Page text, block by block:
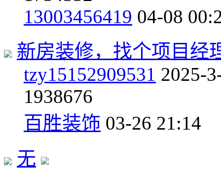
13003456419 04-08
新房装修，找个项目经
tzy15152909531 2025-
1938676
百胜装饰 03-26 21:14
无